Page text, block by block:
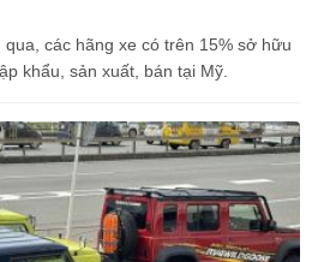
các hãng xe có trên 15% sở hữu
khẩu, sản xuất, bán tại Mỹ.